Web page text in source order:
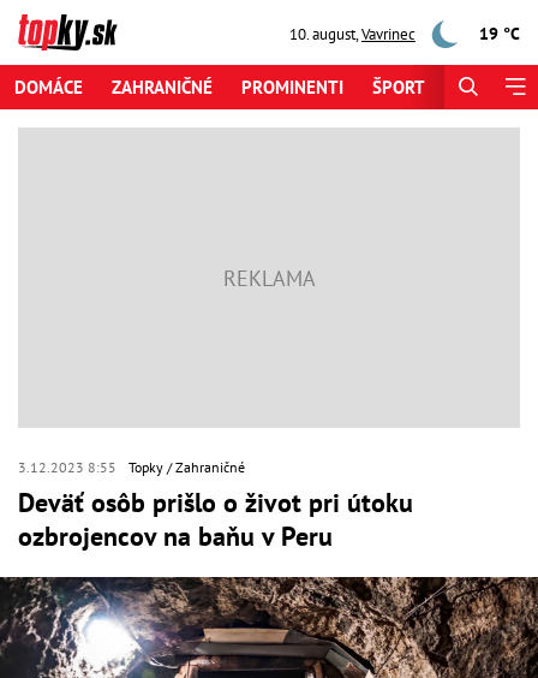
10. august,Vavrinec 19 °C
DOMÁCE ZAHRANIČNÉ PROMINENTI ŠPORT
3.12.2023 8:55 Topky Zahraničné
Deväť osôb prišlo o život pri útoku
ozbrojencov na baňu v Peru